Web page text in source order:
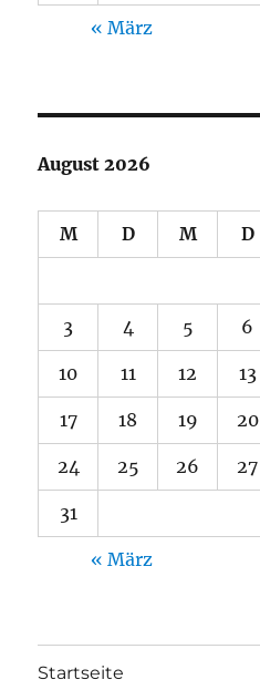
« März
August 2026
M D M D
3 4 5 6
10 11 12 13
17 18 19 20
24 25 26 27
31
« März
Startseite